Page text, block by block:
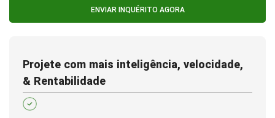
ENVIAR INQUÉRITO AGORA
Projete com mais inteligência, velocidade,
& Rentabilidade